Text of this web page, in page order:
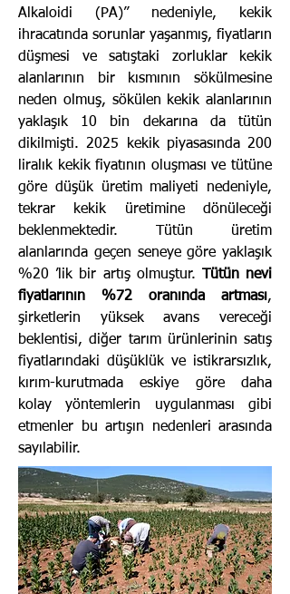
Alkaloidi (PA)” nedeniyle, kekik
ihracatında sorunlar yaşanmış, fiyatların
düşmesi ve satıştaki zorluklar kekik
alanlarının bir kısmının sökülmesine
neden olmuş, sökülen kekik alanlarının
yaklaşık 10 bin dekarına da tütün
dikilmişti. 2025 kekik piyasasında 200
liralık kekik fiyatının oluşması ve tütüne
göre düşük üretim maliyeti nedeniyle,
tekrar kekik üretimine dönüleceği
beklenmektedir. Tütün üretim
alanlarında geçen seneye göre yaklaşık
%20 ’lik bir artış olmuştur.
Tütün nevi
fiyatlarının %72 oranında artması,
şirketlerin yüksek avans vereceği
beklentisi, diğer tarım ürünlerinin satış
fiyatlarındaki düşüklük ve istikrarsızlık,
kırım-kurutmada eskiye göre daha
kolay yöntemlerin uygulanması gibi
etmenler bu artışın nedenleri arasında
sayılabilir.